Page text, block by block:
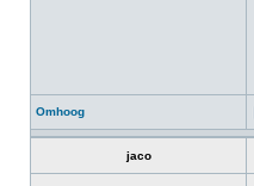
Omhoog
jaco